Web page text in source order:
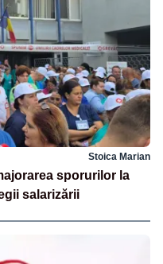
Stoica Marian
sporurilor la
salarizării